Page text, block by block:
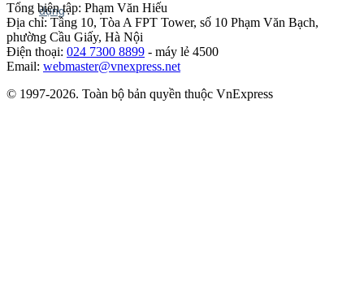
Tổng biên tập: Phạm Văn Hiếu
Địa chỉ: Tầng 10, Tòa A FPT Tower, số 10 Phạm Văn Bạch,
phường Cầu Giấy, Hà Nội
Điện thoại: 024 7300 8899 - máy lẻ 4500
Email: webmaster@vnexpress.net
© 1997-2026. Toàn bộ bản quyền thuộc VnExpress